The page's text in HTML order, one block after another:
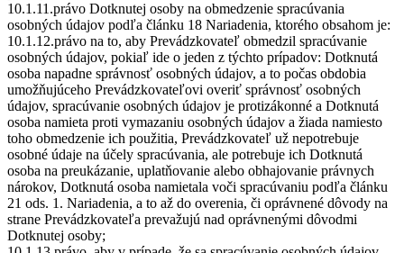
10.1.11.právo Dotknutej osoby na obmedzenie spracúvania
osobných údajov podľa článku 18 Nariadenia, ktorého obsahom je:
10.1.12.právo na to, aby Prevádzkovateľ obmedzil spracúvanie
osobných údajov, pokiaľ ide o jeden z týchto prípadov: Dotknutá
osoba napadne správnosť osobných údajov, a to počas obdobia
umožňujúceho Prevádzkovateľovi overiť správnosť osobných
údajov, spracúvanie osobných údajov je protizákonné a Dotknutá
osoba namieta proti vymazaniu osobných údajov a žiada namiesto
toho obmedzenie ich použitia, Prevádzkovateľ už nepotrebuje
osobné údaje na účely spracúvania, ale potrebuje ich Dotknutá
osoba na preukázanie, uplatňovanie alebo obhajovanie právnych
nárokov, Dotknutá osoba namietala voči spracúvaniu podľa článku
21 ods. 1. Nariadenia, a to až do overenia, či oprávnené dôvody na
strane Prevádzkovateľa prevažujú nad oprávnenými dôvodmi
Dotknutej osoby;